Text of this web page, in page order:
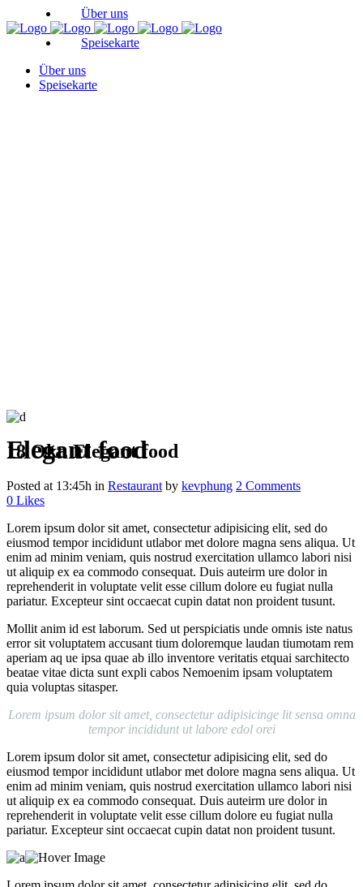
Über uns
Speisekarte
Über uns
Speisekarte
Elegant food
18 Okt.Elegant food
Posted at 13:45h in Restaurant by kevphung 2 Comments
0 Likes
Lorem ipsum dolor sit amet, consectetur adipisicing elit, sed do
eiusmod tempor incididunt utlabor met dolore magna sens aliqua. Ut
enim ad minim veniam, quis nostrud exercitation ullamco labori nisi
ut aliquip ex ea commodo consequat. Duis auteirm ure dolor in
reprehenderit in voluptate velit esse cillum dolore eu fugiat nulla
pariatur. Excepteur sint occaecat cupin datat non proident tusunt.
Mollit anim id est laborum. Sed ut perspiciatis unde omnis iste natus
error sit voluptatem accusant tium doloremque laudan tiumotam rem
aperiam aq ue ipsa quae ab illo inventore veritatis etquai sarchitecto
beatae vitae dicta sunt expli cabos Nemoenim ipsam voluptatem
quia voluptas sitasper.
Lorem ipsum dolor sit amet, consectetur adipisicinge lit sensa omna
tempor incididunt ut labore edol orei
Lorem ipsum dolor sit amet, consectetur adipisicing elit, sed do
eiusmod tempor incididunt utlabor met dolore magna sens aliqua. Ut
enim ad minim veniam, quis nostrud exercitation ullamco labori nisi
ut aliquip ex ea commodo consequat. Duis auteirm ure dolor in
reprehenderit in voluptate velit esse cillum dolore eu fugiat nulla
pariatur. Excepteur sint occaecat cupin datat non proident tusunt.